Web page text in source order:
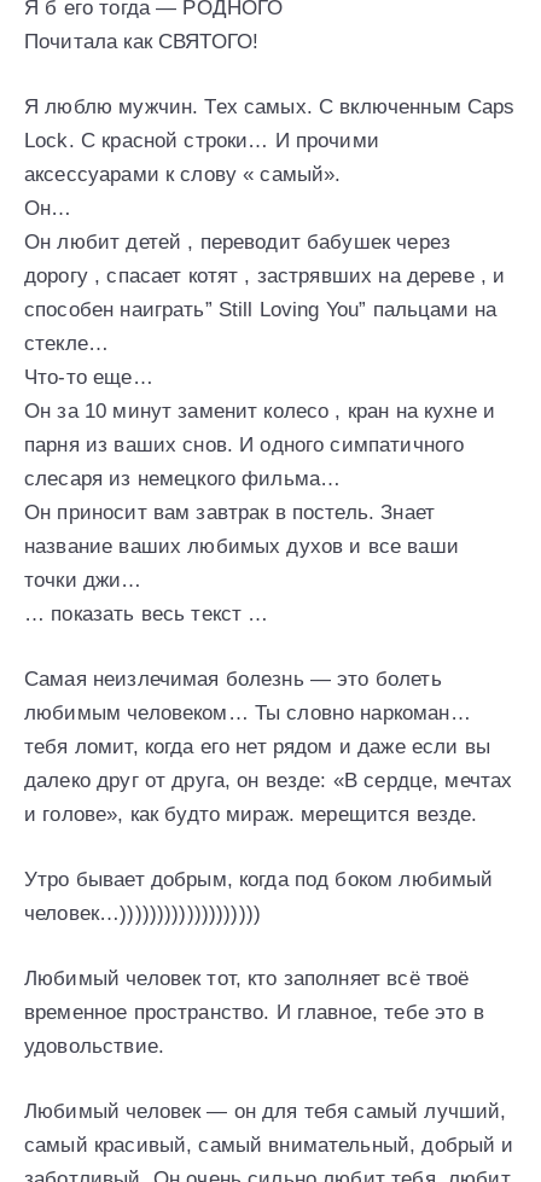
Я б его тогда — РОДНОГО
Почитала как СВЯТОГО!
Я люблю мужчин. Тех самых. С включенным Caps
Lock. С красной строки… И прочими
аксессуарами к слову « самый».
Он…
Он любит детей , переводит бабушек через
дорогу , спасает котят , застрявших на дереве , и
способен наиграть” Still Loving You” пальцами на
стекле…
Что-то еще…
Он за 10 минут заменит колесо , кран на кухне и
парня из ваших снов. И одного симпатичного
слесаря из немецкого фильма…
Он приносит вам завтрак в постель. Знает
название ваших любимых духов и все ваши
точки джи…
… показать весь текст …
Самая неизлечимая болезнь — это болеть
любимым человеком… Ты словно наркоман…
тебя ломит, когда его нет рядом и даже если вы
далеко друг от друга, он везде: «В сердце, мечтах
и голове», как будто мираж. мерещится везде.
Утро бывает добрым, когда под боком любимый
человек…)))))))))))))))))))
Любимый человек тот, кто заполняет всё твоё
временное пространство. И главное, тебе это в
удовольствие.
Любимый человек — он для тебя самый лучший,
самый красивый, самый внимательный, добрый и